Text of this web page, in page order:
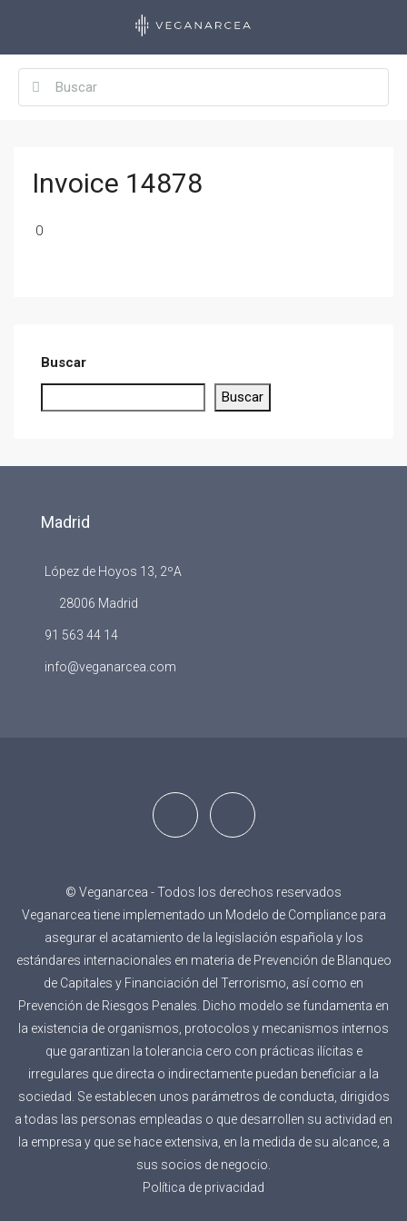
Invoice 14878
0
Buscar
Buscar
Madrid
López de Hoyos 13, 2ºA
28006 Madrid
91 563 44 14
info@veganarcea.com
© Veganarcea - Todos los derechos reservados
Veganarcea tiene implementado un Modelo de Compliance para
asegurar el acatamiento de la legislación española y los
estándares internacionales en materia de Prevención de Blanqueo
de Capitales y Financiación del Terrorismo, así como en
Prevención de Riesgos Penales. Dicho modelo se fundamenta en
la existencia de organismos, protocolos y mecanismos internos
que garantizan la tolerancia cero con prácticas ilícitas e
irregulares que directa o indirectamente puedan beneficiar a la
sociedad. Se establecen unos parámetros de conducta, dirigidos
a todas las personas empleadas o que desarrollen su actividad en
la empresa y que se hace extensiva, en la medida de su alcance, a
sus socios de negocio.
Política de privacidad